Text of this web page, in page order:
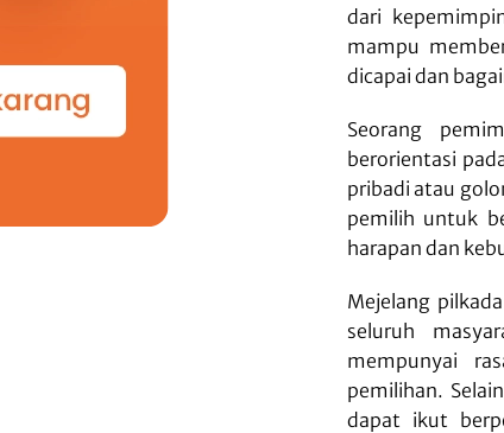
dari
mampu
dicapai dan
Seorang
berorientasi
pribadi atau
pemilih untuk
harapan dan
Mejelang
seluruh
mempunyai
pemilihan.
dapat ikut